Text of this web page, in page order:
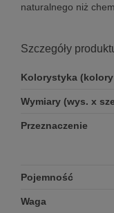
naturalnego niż
Szczegóły
Kolorystyka
Wymiary (wys. x
Przeznaczenie
Pojemność
Waga